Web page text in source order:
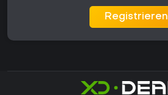
Registrieren